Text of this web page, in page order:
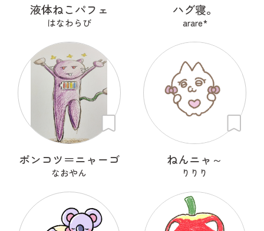
液体ねこパフェ
はなわらび
ハグ寝。
arare*
ポンコツ＝ニャーゴ
なおやん
ねんニャ～
りりり